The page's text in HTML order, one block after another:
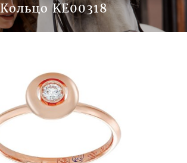
Кольцо KE00318